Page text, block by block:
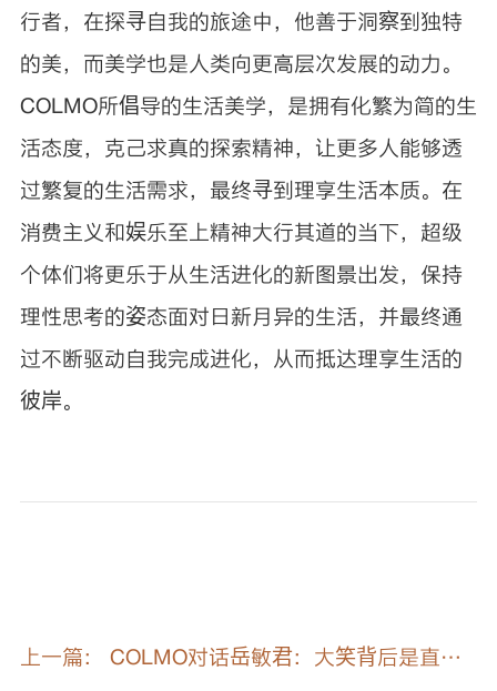
行者，在探寻自我的旅途中，他善于洞察到独特
的美，而美学也是人类向更高层次发展的动力。
COLMO所倡导的生活美学，是拥有化繁为简的生
活态度，克己求真的探索精神，让更多人能够透
过繁复的生活需求，最终寻到理享生活本质。在
消费主义和娱乐至上精神大行其道的当下，超级
个体们将更乐于从生活进化的新图景出发，保持
理性思考的姿态面对日新月异的生活，并最终通
过不断驱动自我完成进化，从而抵达理享生活的
彼岸。
上一篇： COLMO对话岳敏君：大笑背后是直面